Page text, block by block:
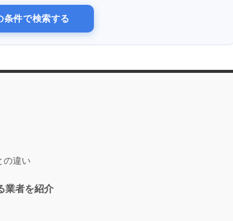
条件で検索する
の違い
業者を紹介